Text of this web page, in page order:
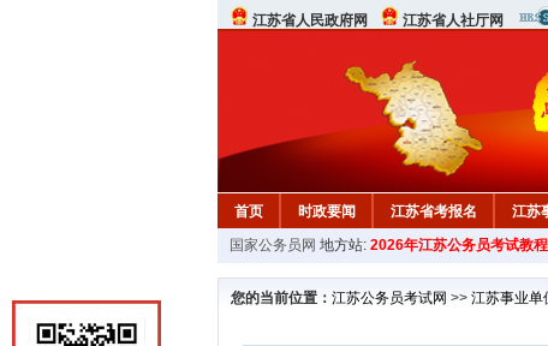
江苏省人民政府网 江苏省人社厅网
首页 时政要闻 江苏省考报名 江苏
国家公务员网 地方站: 2026年江苏公务员考试教程
您的当前位置： 江苏公务员考试网 >> 江苏事业单